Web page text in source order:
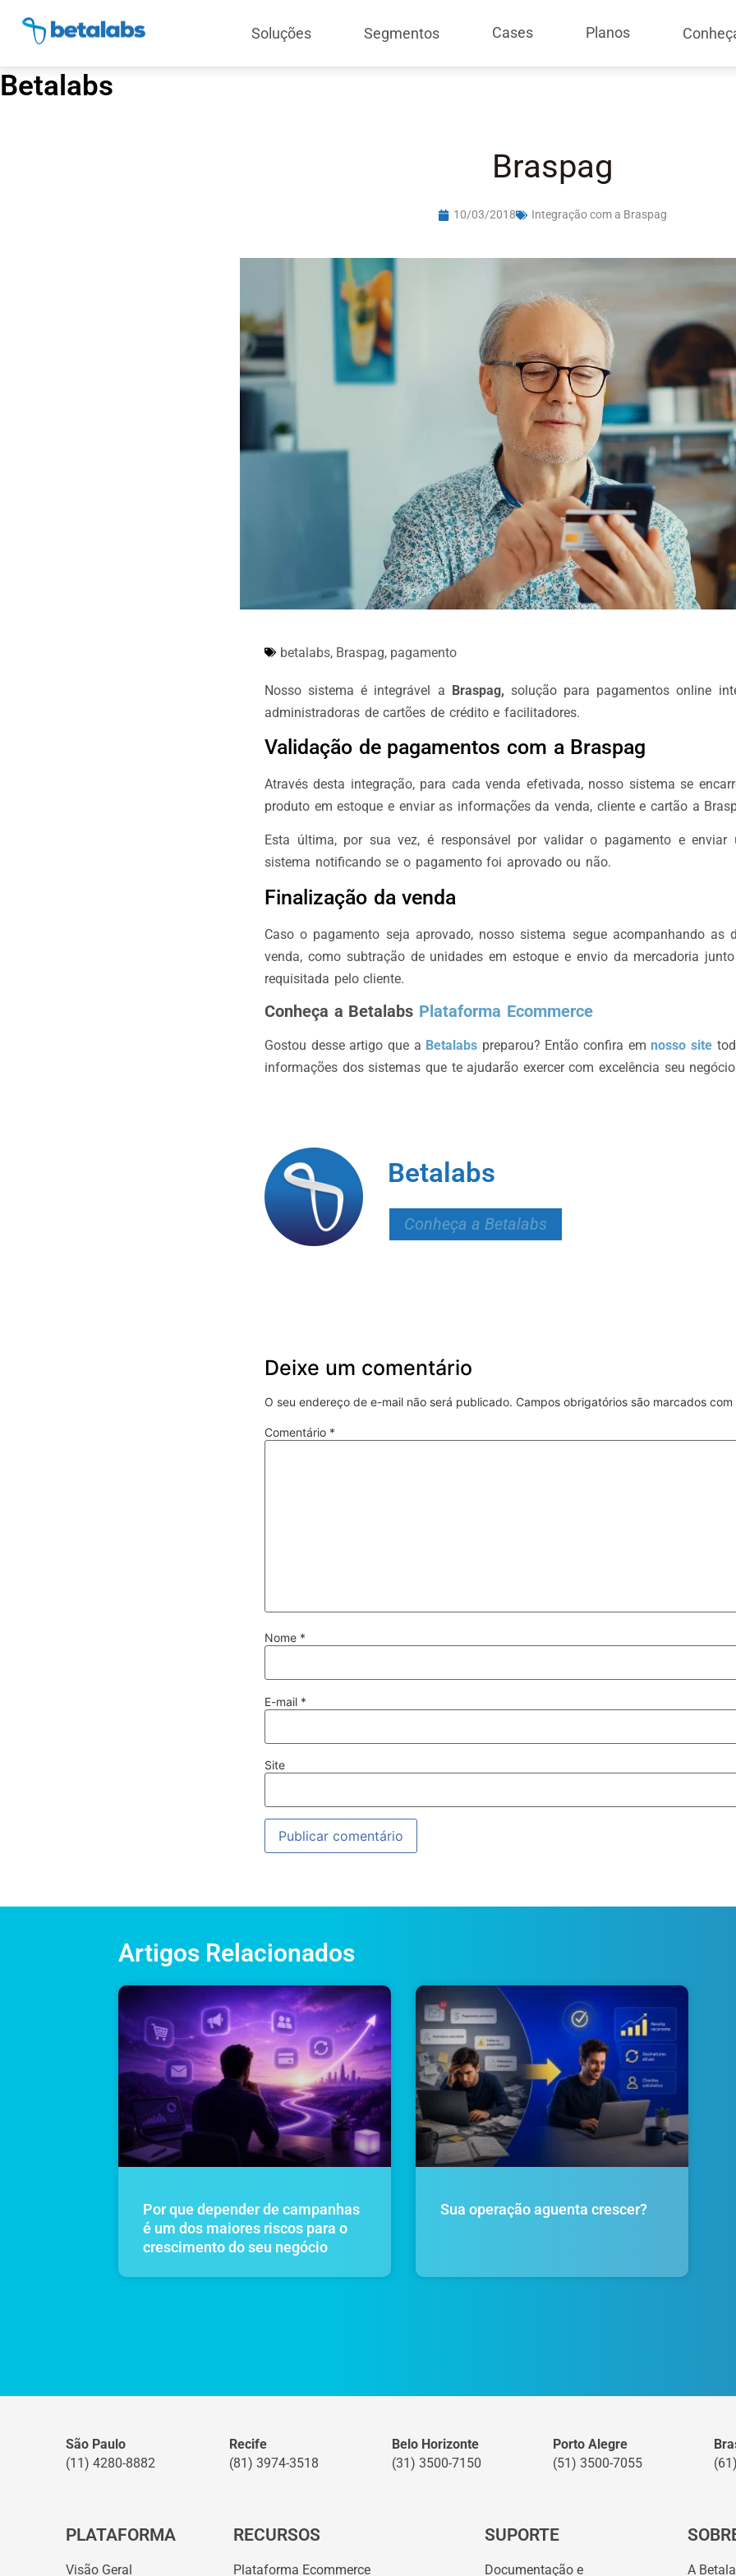
Soluções Segmentos Cases Planos
Betalabs
Braspag
10/03/2018 Integração com a Braspag
betalabs, Braspag, pagamento
Nosso sistema é integrável a Braspag, solução para pagamentos online
administradoras de cartões de crédito e facilitadores.
Validação de pagamentos com a Braspag
Através desta integração, para cada venda efetivada, nosso sistema se
produto em estoque e enviar as informações da venda, cliente e cartão a
Esta última, por sua vez, é responsável por validar o pagamento e enviar
sistema notificando se o pagamento foi aprovado ou não.
Finalização da venda
Caso o pagamento seja aprovado, nosso sistema segue acompanhando as
venda, como subtração de unidades em estoque e envio da mercadoria
requisitada pelo cliente.
Conheça a Betalabs Plataforma Ecommerce
Gostou desse artigo que a Betalabs preparou? Então confira emnosso site
informações dos sistemas que te ajudarão exercer com excelência seu
Betalabs
Conheça a Betalabs
Deixe um comentário
O seu endereço de e-mail não será publicado. Campos obrigatórios são marcados com
Comentário *
Nome *
E-mail *
Site
Artigos Relacionados
Por que depender de campanhas
é um dos maiores riscos para o
crescimento do seu negócio
Sua operação aguenta crescer?
São Paulo
(11) 4280-8882
Recife
(81) 3974-3518
Belo Horizonte
(31) 3500-7150
Porto Alegre
(51) 3500-7055
PLATAFORMA
Visão Geral
RECURSOS
Plataforma Ecommerce
SUPORTE
Documentação e
A